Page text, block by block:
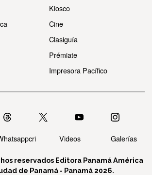
Kiosco
Cine
Clasiguía
Prémiate
Impresora Pacífico
Videos Galerías
reservados Editora Panamá América
de Panamá - Panamá 2026.